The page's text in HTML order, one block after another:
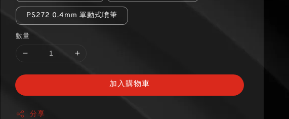
PS272 0.4mm 單動式噴筆
數量
加入購物車
分享